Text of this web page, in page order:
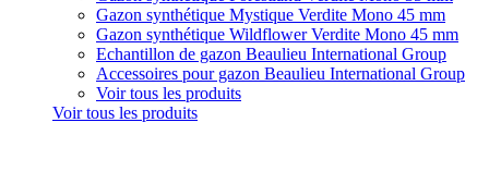
Gazon synthétique Mystique Verdite Mono 45 mm
Gazon synthétique Wildflower Verdite Mono 45 mm
Echantillon de gazon Beaulieu International Group
Accessoires pour gazon Beaulieu International Group
Voir tous les produits
Voir tous les produits